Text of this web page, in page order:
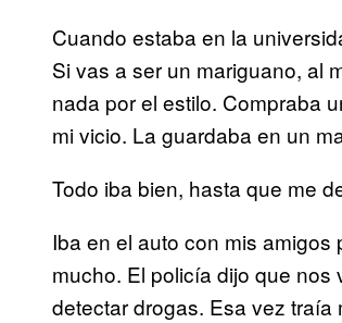
Cuando estaba en la
Si vas a ser un mariguano, al
nada por el estilo. Compraba
mi vicio. La guardaba en un
Todo iba bien, hasta que me
Iba en el auto con mis
mucho. El policía dijo que
detectar drogas. Esa vez